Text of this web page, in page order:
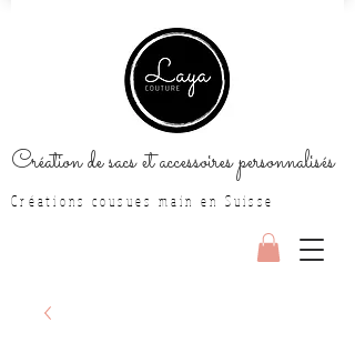
Création de sacs et accessoires personnalisés
Créations cousues main en Suisse